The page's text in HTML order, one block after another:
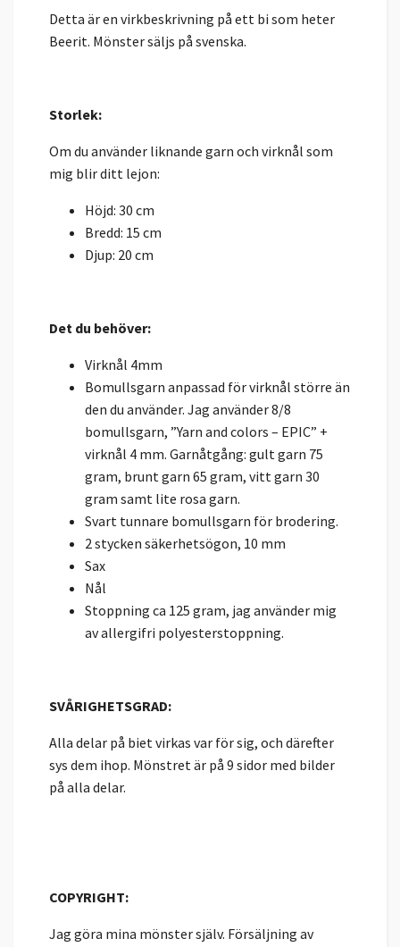
Detta är en virkbeskrivning på ett bi som heter
Beerit. Mönster säljs på svenska.
Storlek:
Om du använder liknande garn och virknål som
mig blir ditt lejon:
Höjd: 30 cm
Bredd: 15 cm
Djup: 20 cm
Det du behöver:
Virknål 4mm
Bomullsgarn anpassad för virknål större än
den du använder. Jag använder 8/8
bomullsgarn, ”Yarn and colors – EPIC” +
virknål 4 mm. Garnåtgång: gult garn 75
gram, brunt garn 65 gram, vitt garn 30
gram samt lite rosa garn.
Svart tunnare bomullsgarn för brodering.
2 stycken säkerhetsögon, 10 mm
Sax
Nål
Stoppning ca 125 gram, jag använder mig
av allergifri polyesterstoppning.
SVÅRIGHETSGRAD:
Alla delar på biet virkas var för sig, och därefter
sys dem ihop. Mönstret är på 9 sidor med bilder
på alla delar.
COPYRIGHT:
Jag göra mina mönster själv. Försäljning av